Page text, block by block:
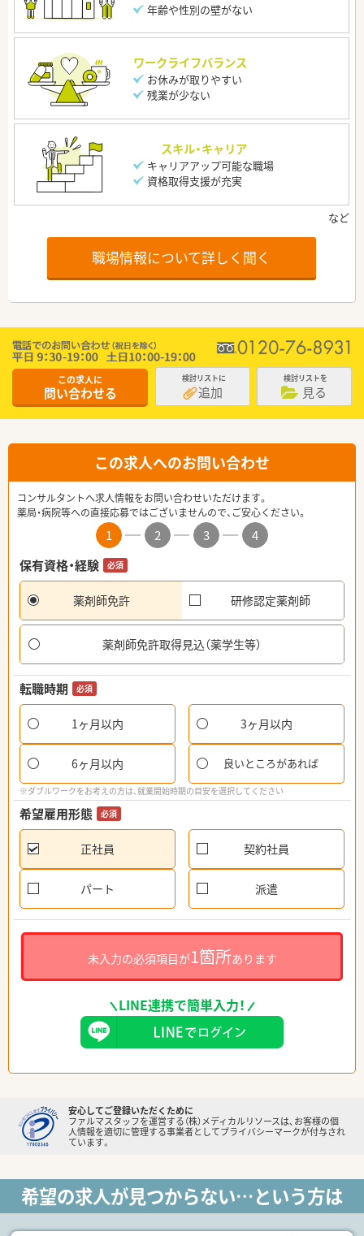
年齢や性別の壁がない
ワークライフバランス
お休みが取りやすい
残業が少ない
スキル・キャリア
キャリアアップ可能な職場
資格取得支援が充実
職場情報について詳しく聞く
この求人に
問い合わせる
検討リストに
追加
検討リストを
見る
この求人へのお問い合わせ
コンサルタントへ求人情報をお問い合わせいただけます。
薬局・病院等への直接応募ではございませんので、ご安心ください。
1 2 3
4
保有資格・経験
必須
薬剤師免許 研修認定薬剤師
薬剤師免許取得見込（薬学生等）
転職時期 必須
1ヶ月以内 3ヶ月以内
6ヶ月以内 良いところがあれば
※ダブルワークをお考えの方は、就業開始時期の目安を選択してください
希望雇用形態 必須
正社員 契約社員
パート 派遣
未入力の必須項目が1箇所あります
LINE連携で簡単入力！
安心してご登録いただくために
ファルマスタッフを運営する（株）メディカルリソースは、お客様の個
人情報を適切に管理する事業者としてプライバシーマークが付与され
ています。
希望の求人が見つからない…という方は